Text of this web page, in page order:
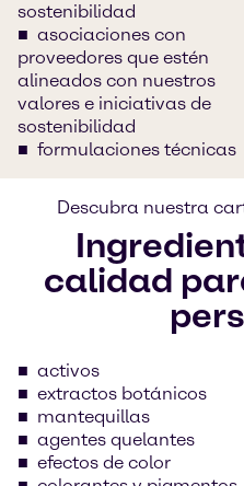
sostenibilidad
asociaciones con
proveedores que estén
alineados con nuestros
valores e iniciativas de
sostenibilidad
formulaciones técnicas
Descubra nuestra
calidad
activos
extractos botánicos
mantequillas
agentes quelantes
efectos de color